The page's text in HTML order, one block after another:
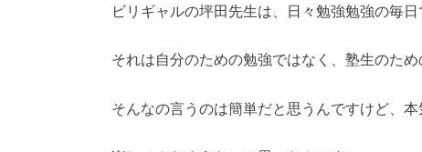
ビリギャルの坪田先生は、日々勉強勉強の毎日
それは自分のための勉強ではなく、塾生のため
そんなの言うのは簡単だと思うんですけど、